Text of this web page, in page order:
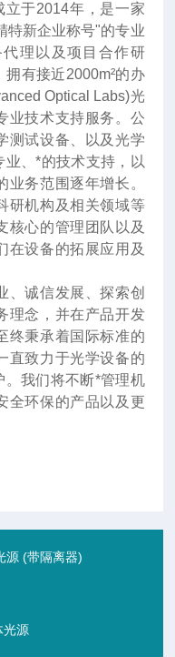
立于2014年 ， 是一家
特新企业称号"的专业
理以及项目合作研
有接近2000m²的办
Optical Labs)光
业技术支持服务。公
测试设备、以及光学
业、*的技术支持，以
务范围逐年增长。
研机构及相关领域等
核心的管理团队以及
在设备的拓展应用及
、诚信发展、探索创
理念，并在产品开发
终秉承着国际标准的
直致力于光学设备的
。我们将不断*管理机
全环保的产品以及更
源 (带隔离器)
光源